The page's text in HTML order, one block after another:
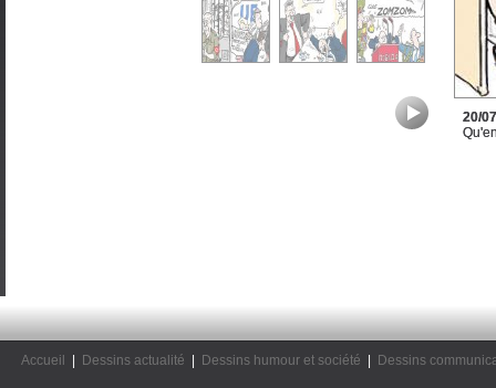
20/
Accueil Dessins actualité Dessins humour et société Dessins